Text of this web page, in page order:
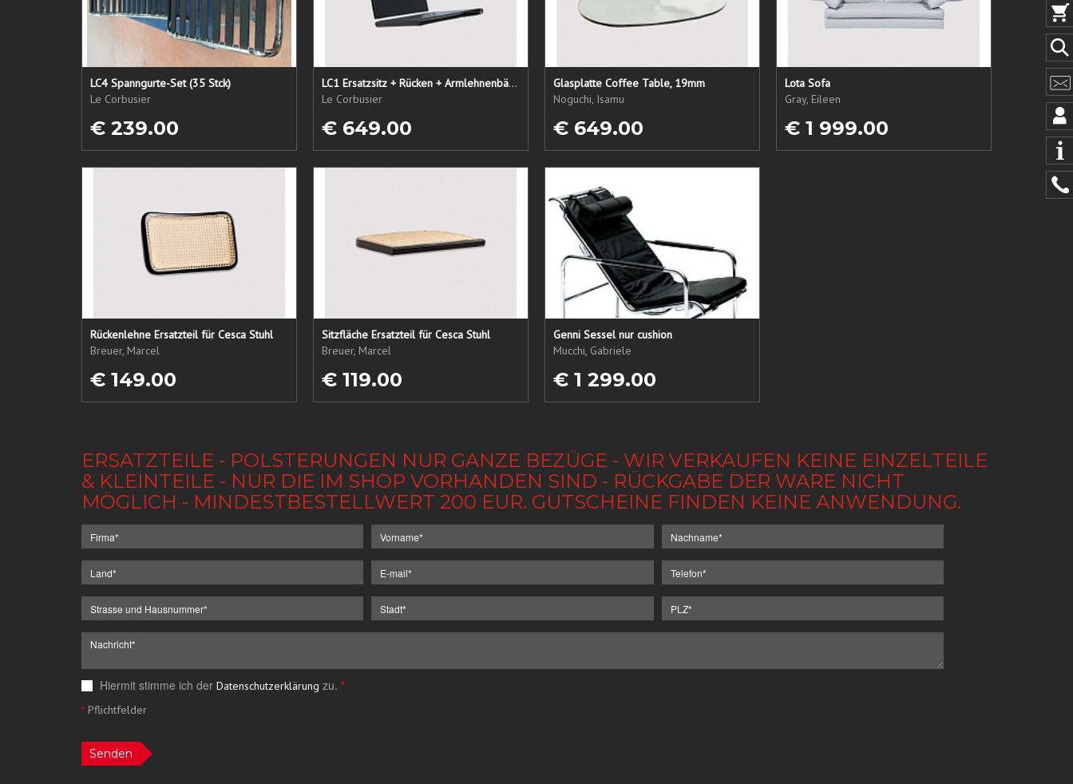
LC4 Spanngurte-Set (35 Stck)
Le Corbusier
€ 239.00
LC1 Ersatzsitz + Rücken + Armlehnenbänder
Le Corbusier
€ 649.00
Glasplatte Coffee Table, 19mm
Noguchi, Isamu
€ 649.00
Lota Sofa
Gray, Eileen
€ 1 999.00
Rückenlehne Ersatzteil für Cesca Stuhl
Breuer, Marcel
€ 149.00
Sitzfläche Ersatzteil für Cesca Stuhl
Breuer, Marcel
€ 119.00
Genni Sessel nur cushion
Mucchi, Gabriele
€ 1 299.00
ERSATZTEILE - POLSTERUNGEN NUR GANZE BEZÜGE - WIR VERKAUFEN KEINE EINZELTEILE
& KLEINTEILE - NUR DIE IM SHOP VORHANDEN SIND - RÜCKGABE DER WARE NICHT
MÖGLICH - MINDESTBESTELLWERT 200 EUR. GUTSCHEINE FINDEN KEINE ANWENDUNG.
Hiermit stimme ich der Datenschutzerklärung zu. *
*Pflichtfelder
Senden